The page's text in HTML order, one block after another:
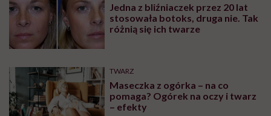
Jedna z bliźniaczek przez 20 lat
stosowała botoks, druga nie. Tak
różnią się ich twarze
TWARZ
Maseczka z ogórka – na co
pomaga? Ogórek na oczy i twarz
– efekty